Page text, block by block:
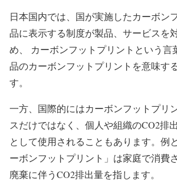
日本国内では、国が実施したカーボン
品に表示する制度が製品、サービスを
め、 カーボンフットプリントという言
品のカーボンフットプリントを意味す
す。
一方、国際的にはカーボンフットプリ
スだけではなく、個人や組織のCO2排
として使用されることもあります。例
ーボンフットプリント」は家庭で消費
廃棄に伴うCO2排出量を指します。